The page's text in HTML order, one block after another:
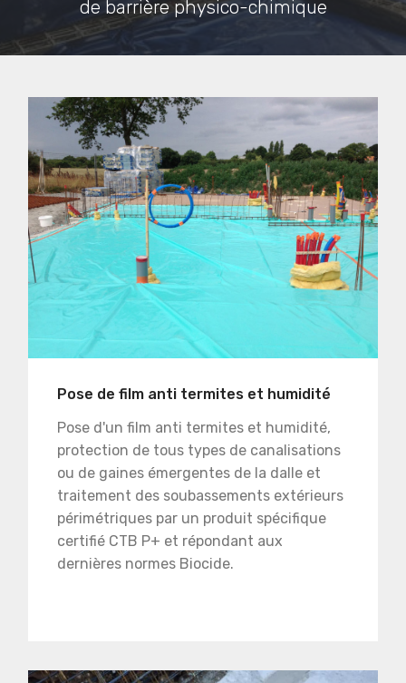
de barrière physico-chimique
Pose de film anti termites et humidité
Pose d'un film anti termites et humidité,
protection de tous types de canalisations
ou de gaines émergentes de la dalle et
traitement des soubassements extérieurs
périmétriques par un produit spécifique
certifié CTB P+ et répondant aux
dernières normes Biocide.